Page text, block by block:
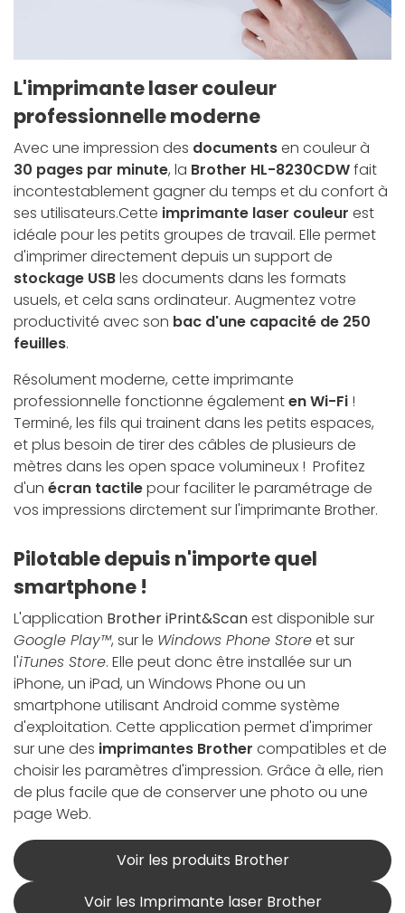
L'imprimante laser couleur
professionnelle moderne
Avec une impression des documentsen couleur à
30 pages par minute, la Brother HL-8230CDWfait
incontestablement gagner du temps et du confort à
ses utilisateurs.Cette imprimante laser couleur est
idéale pour les petits groupes de travail. Elle permet
d'imprimer directement depuis un support de
stockage USBles documents dans les formats
usuels, et cela sans ordinateur. Augmentez votre
productivité avec son bac d'une capacité de 250
feuilles.
Résolument moderne, cette imprimante
professionnelle fonctionne égalementen Wi-Fi !
Terminé, les fils qui trainent dans les petits espaces,
et plus besoin de tirer des câbles de plusieurs de
mètres dans les open space volumineux ! Profitez
d'un écran tactilepour faciliter le paramétrage de
vos impressions dirctement sur l'imprimante Brother.
Pilotable depuis n'importe quel
smartphone !
L'application Brother iPrint&Scanest disponible sur
Google Play™, sur le Windows Phone Storeet sur
l'iTunes Store. Elle peut donc être installée sur un
iPhone, un iPad, un Windows Phone ou un
smartphone utilisant Android comme système
d'exploitation. Cette application permet d'imprimer
sur une des imprimantes Brother compatibles et de
choisir les paramètres d'impression. Grâce à elle, rien
de plus facile que de conserver une photo ou une
page Web.
Voir les produits Brother
Voir les Imprimante laser Brother